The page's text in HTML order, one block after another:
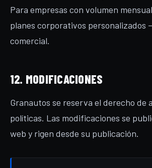
Para empresas con volumen
planes corporativos personalizados
comercial.
12. MODIFICACIONES
Granautos se reserva el derecho de
políticas. Las modificaciones se
web y rigen desde su publicación.